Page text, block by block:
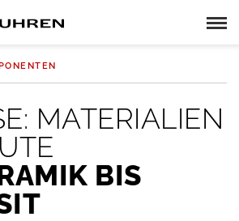
MATERIALIEN
BIS